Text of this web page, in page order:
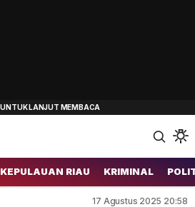
KEPULAUAN RIAU KRIMINAL
17 Agustus 2025 20:58